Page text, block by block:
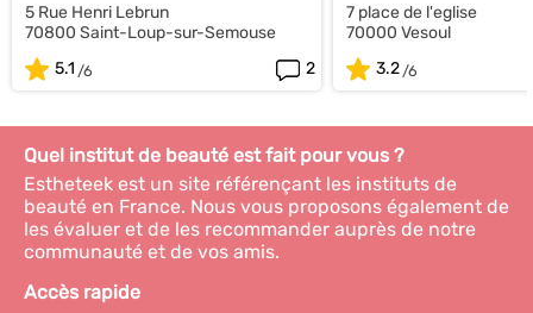
5 Rue Henri Lebrun
70800 Saint-Loup-sur-Semouse
5.1
2
7 place de l'eglise
70000 Vesoul
3.2
Quel institut de beauté est fait pour vous ?
Estheteek est un site référençant les instituts de
beauté en France. Nous vous proposons également de
les évaluer et de les recommander auprès de notre
communauté et de vos amis.
Accès rapide